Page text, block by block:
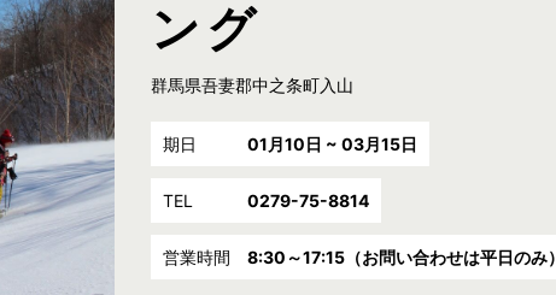
ング
群馬県吾妻郡中之条町入山
期日 01月10日 ~ 03月15日
TEL 0279-75-8814
営業時間 8:30～17:15（お問い合わせは平日のみ）